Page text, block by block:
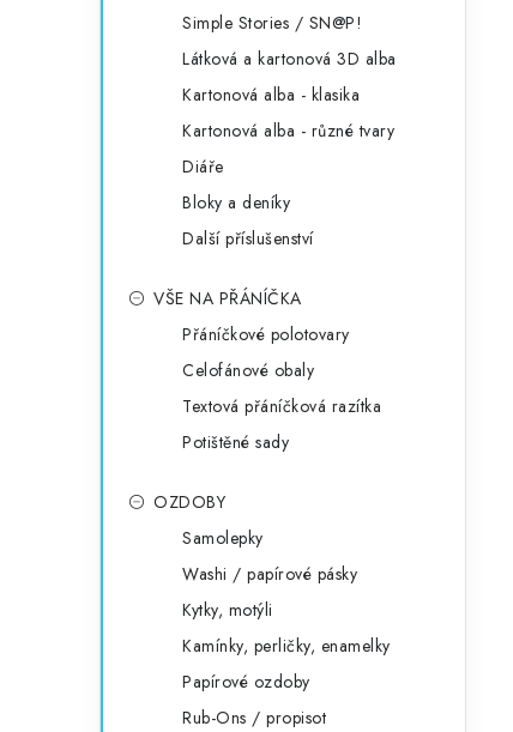
Simple Stories / SN@P!
Látková a kartonová 3D alba
Kartonová alba - klasika
Kartonová alba - různé tvary
Diáře
Bloky a deníky
Další příslušenství
VŠE NA PŘÁNÍČKA
Přáníčkové polotovary
Celofánové obaly
Textová přáníčková razítka
Potištěné sady
OZDOBY
Samolepky
Washi / papírové pásky
Kytky, motýli
Kamínky, perličky, enamelky
Papírové ozdoby
Rub-Ons / propisot